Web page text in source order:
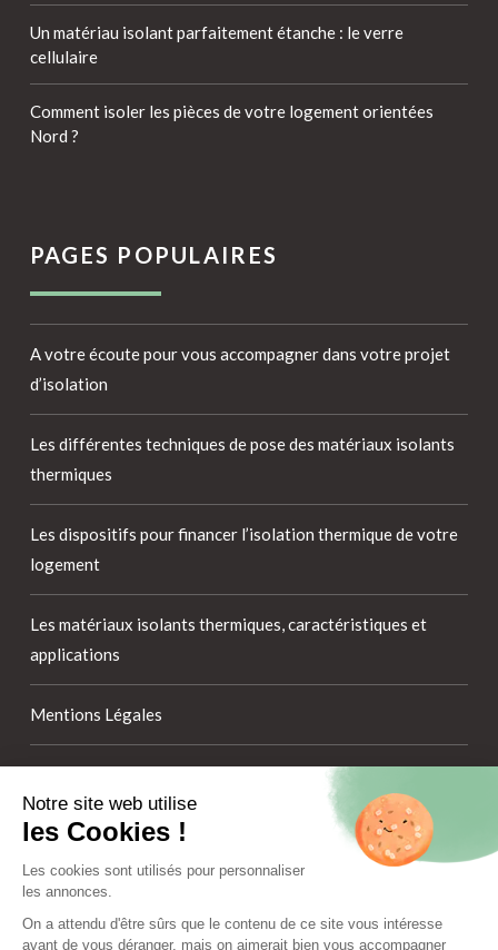
Un matériau isolant parfaitement étanche : le verre
cellulaire
Comment isoler les pièces de votre logement orientées
Nord ?
PAGES POPULAIRES
A votre écoute pour vous accompagner dans votre projet
d’isolation
Les différentes techniques de pose des matériaux isolants
thermiques
Les dispositifs pour financer l’isolation thermique de votre
logement
Les matériaux isolants thermiques, caractéristiques et
applications
Mentions Légales
Plafond, sol, toiture : quel matériau isolant selon le support
?
Politique de confidentialité
Webzine dédié aux informations et conseils sur l’isolation
Notre site web utilise
les Cookies !
Les cookies sont utilisés pour personnaliser
les annonces.
On a attendu d'être sûrs que le contenu de ce site vous intéresse
avant de vous déranger, mais on aimerait bien vous accompagner